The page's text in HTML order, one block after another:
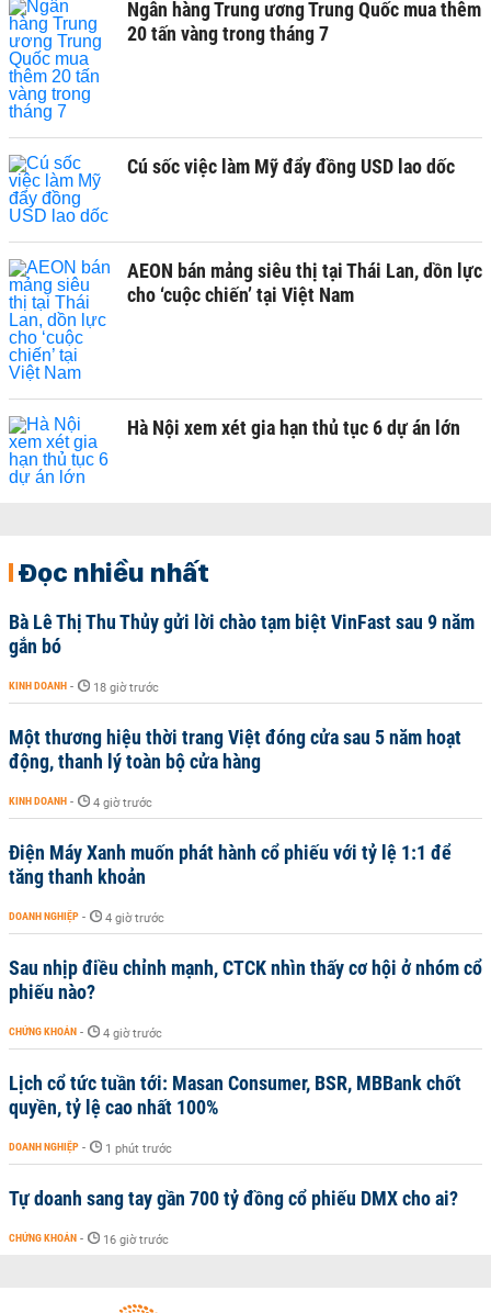
Ngân hàng Trung ương Trung Quốc mua thêm
20 tấn vàng trong tháng 7
Cú sốc việc làm Mỹ đẩy đồng USD lao dốc
AEON bán mảng siêu thị tại Thái Lan, dồn lực
cho ‘cuộc chiến’ tại Việt Nam
Hà Nội xem xét gia hạn thủ tục 6 dự án lớn
Đọc nhiều nhất
Bà Lê Thị Thu Thủy gửi lời chào tạm biệt VinFast sau 9 năm
gắn bó
KINH DOANH - 18 giờ trước
Một thương hiệu thời trang Việt đóng cửa sau 5 năm hoạt
động, thanh lý toàn bộ cửa hàng
KINH DOANH - 4 giờ trước
Điện Máy Xanh muốn phát hành cổ phiếu với tỷ lệ 1:1 để
tăng thanh khoản
DOANH NGHIỆP - 4 giờ trước
Sau nhịp điều chỉnh mạnh, CTCK nhìn thấy cơ hội ở nhóm cổ
phiếu nào?
CHỨNG KHOÁN - 4 giờ trước
Lịch cổ tức tuần tới: Masan Consumer, BSR, MBBank chốt
quyền, tỷ lệ cao nhất 100%
DOANH NGHIỆP - 1 phút trước
Tự doanh sang tay gần 700 tỷ đồng cổ phiếu DMX cho ai?
CHỨNG KHOÁN - 16 giờ trước